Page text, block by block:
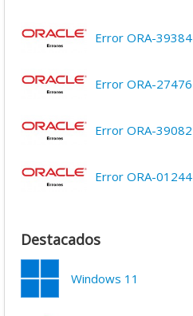
Error ORA-39384
Error ORA-27476
Error ORA-39082
Error ORA-01244
Destacados
Windows 11